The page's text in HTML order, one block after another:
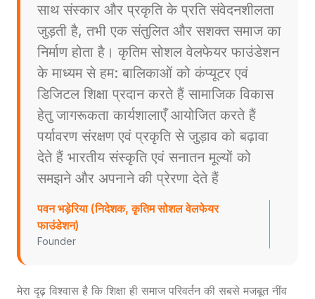
साथ संस्कार और प्रकृति के प्रति संवेदनशीलता
जुड़ती है, तभी एक संतुलित और सशक्त समाज का
निर्माण होता है। कृतिम सोशल वेलफेयर फाउंडेशन
के माध्यम से हम: बालिकाओं को कंप्यूटर एवं
डिजिटल शिक्षा प्रदान करते हैं सामाजिक विकास
हेतु जागरूकता कार्यशालाएँ आयोजित करते हैं
पर्यावरण संरक्षण एवं प्रकृति से जुड़ाव को बढ़ावा
देते हैं भारतीय संस्कृति एवं सनातन मूल्यों को
समझने और अपनाने की प्रेरणा देते हैं
पवन भड़ेरिया (निदेशक, कृतिम सोशल वेलफेयर
फाउंडेशन)
Founder
मेरा दृढ़ विश्वास है कि शिक्षा ही समाज परिवर्तन की सबसे मजबूत नींव